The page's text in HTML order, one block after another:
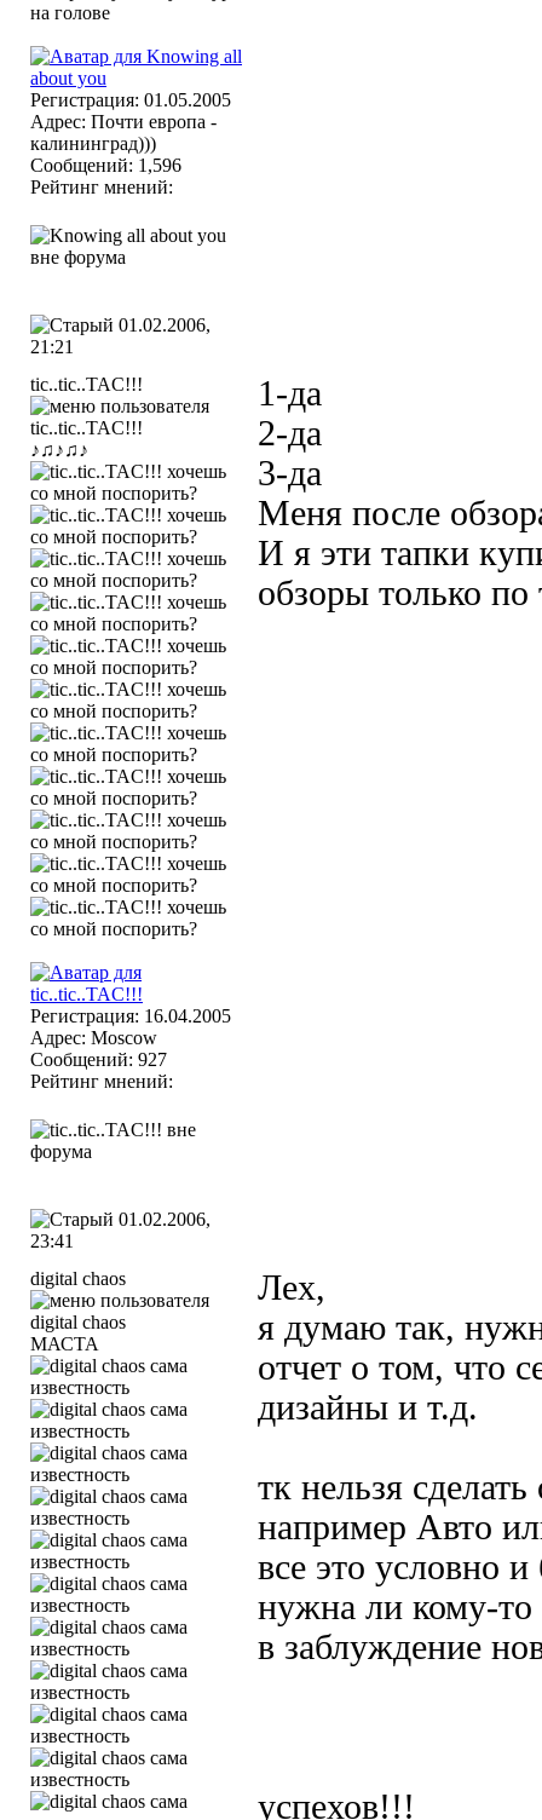
Регистрация: 01.05.2005
Адрес: Почти европа -
калининград)))
Сообщений: 1,596
Рейтинг мнений:
01.02.2006,
21:21
tic..tic..TAC!!!
♪♫♪♫♪
Регистрация: 16.04.2005
Адрес: Moscow
Сообщений: 927
Рейтинг мнений:
1-да
2-да
3-да
Меня после
И я эти тапки
обзоры только
01.02.2006,
23:41
digital chaos
МАСТА
Лех,
я думаю так,
отчет о том, что
дизайны и т.д.
тк нельзя
например Авто
все это условно
нужна ли кому-то
в заблуждение
успехов!!!